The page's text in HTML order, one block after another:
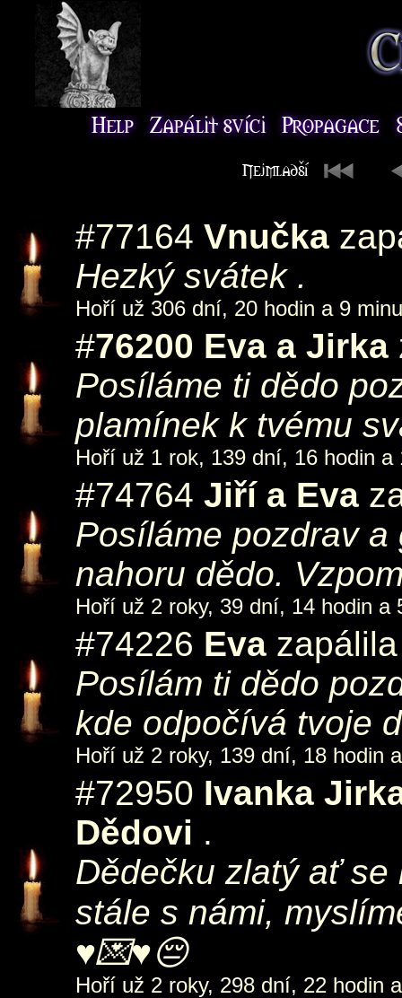
#77164 Vnučka
Hezký svátek .
Hoří už 306 dní, 20 hodin a 9
#76200 Eva a Jirka
Posíláme ti dědo
plamínek k tvému
Hoří už 1 rok, 139 dní, 16 hodin a
#74764 Jiří a Eva
Posíláme pozdrav
nahoru dědo.
Hoří už 2 roky, 39 dní, 14 hodin a
#74226 Eva
Posílám ti dědo
kde odpočívá tvoje
Hoří už 2 roky, 139 dní, 18 hodin
#72950 Ivanka
Dědovi .
Dědečku zlatý ať se
stále s námi,
♥️💌♥️😔
Hoří už 2 roky, 298 dní, 22 hodin